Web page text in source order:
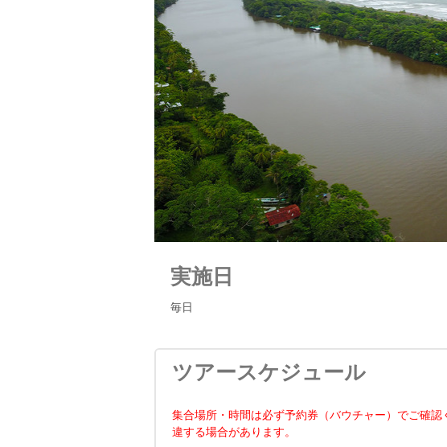
実施日
毎日
ツアースケジュール
集合場所・時間は必ず予約券（バウチャー）でご確
違する場合があります。